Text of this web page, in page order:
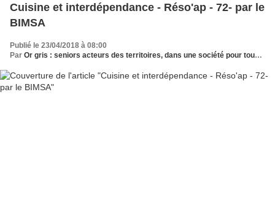
Cuisine et interdépendance - Réso'ap - 72- par le
BIMSA
Publié le 23/04/2018 à 08:00
Par Or gris : seniors acteurs des territoires, dans une société pour tous les âges